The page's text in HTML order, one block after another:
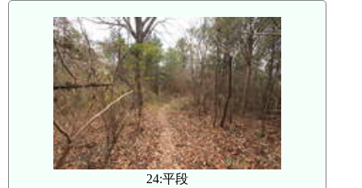
24:平段